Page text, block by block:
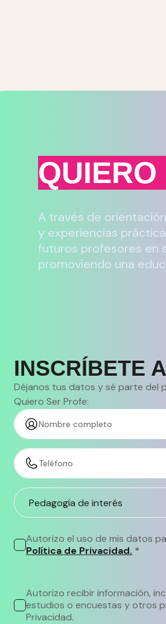
A través de
y experiencias
futuros profesores en
promoviendo una
INSCRÍBETE
Déjanos tus datos y sé parte del
Quiero Ser Profe:
Nombre completo
Teléfono
Autorizo el uso de mis datos
Política de Privacidad. *
Autorizo recibir información,
estudios o encuestas y otros
Privacidad.